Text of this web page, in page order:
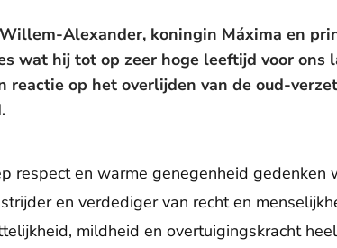
Alexander, koningin Máxima en
wat hij tot op zeer hoge leeftijd voor
reactie op het overlijden van de oud-
respect en warme genegenheid gedenken
en verdediger van recht en
mildheid en overtuigingskracht